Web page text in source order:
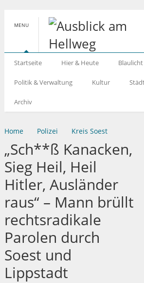
MENU
Startseite Hier & Heute Blaulicht
Politik & Verwaltung Kultur
Archiv
Home Polizei Kreis Soest
„Sch**ß Kanacken,
Sieg Heil, Heil
Hitler, Ausländer
raus“ – Mann brüllt
rechtsradikale
Parolen durch
Soest und
Lippstadt